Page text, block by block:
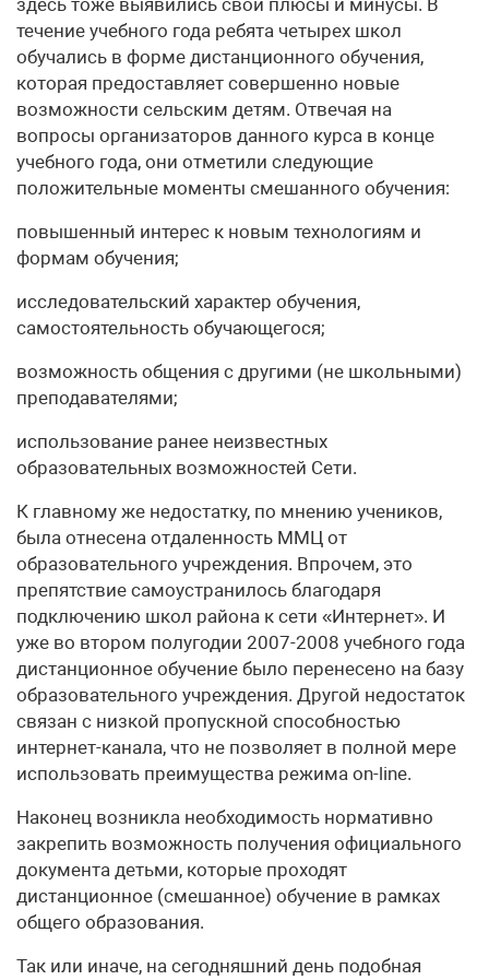
здесь тоже выявились свои плюсы и минусы. В
течение учебного года ребята четырех школ
обучались в форме дистанционного обучения,
которая предоставляет совершенно новые
возможности сельским детям. Отвечая на
вопросы организаторов данного курса в конце
учебного года, они отметили следующие
положительные моменты смешанного обучения:
повышенный интерес к новым технологиям и
формам обучения;
исследовательский характер обучения,
самостоятельность обучающегося;
возможность общения с другими (не школьными)
преподавателями;
использование ранее неизвестных
образовательных возможностей Сети.
К главному же недостатку, по мнению учеников,
была отнесена отдаленность ММЦ от
образовательного учреждения. Впрочем, это
препятствие самоустранилось благодаря
подключению школ района к сети «Интернет». И
уже во втором полугодии 2007-2008 учебного года
дистанционное обучение было перенесено на базу
образовательного учреждения. Другой недостаток
связан с низкой пропускной способностью
интернет-канала, что не позволяет в полной мере
использовать преимущества режима on-line.
Наконец возникла необходимость нормативно
закрепить возможность получения официального
документа детьми, которые проходят
дистанционное (смешанное) обучение в рамках
общего образования.
Так или иначе, на сегодняшний день подобная